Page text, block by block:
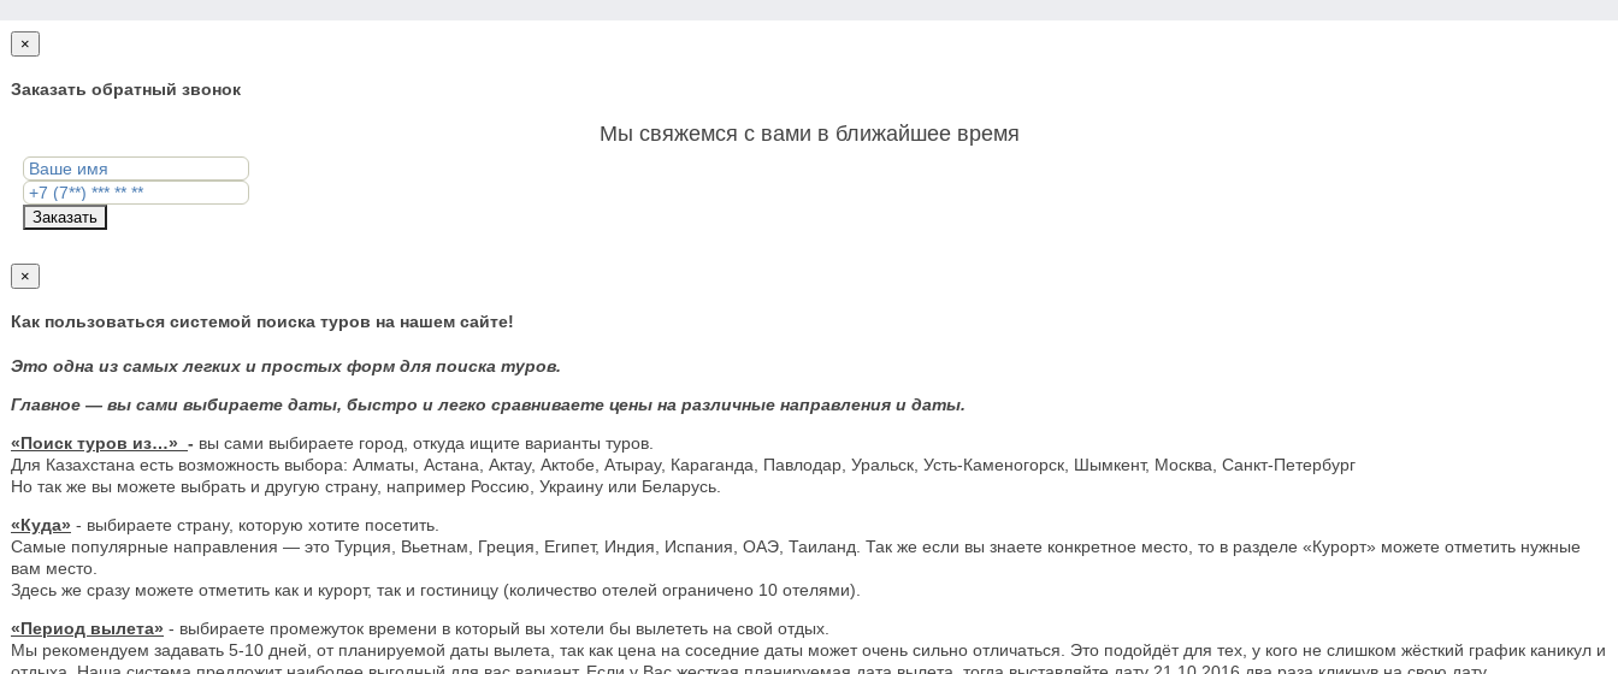
×
Заказать обратный звонок
Мы свяжемся с вами в ближайшее время
Заказать
×
Как пользоваться системой поиска туров на нашем сайте!
Это одна из самых легких и простых форм для поиска туров.
Главное — вы сами выбираете даты, быстро и легко сравниваете цены на различные направления и даты.
«Поиск туров из…» - вы сами выбираете город, откуда ищите варианты туров.
Для Казахстана есть возможность выбора: Алматы, Астана, Актау, Актобе, Атырау, Караганда, Павлодар, Уральск, Усть-Каменогорск, Шымкент, Москва, Санкт-Петербург
Но так же вы можете выбрать и другую страну, например Россию, Украину или Беларусь.
«Куда» - выбираете страну, которую хотите посетить.
Самые популярные направления — это Турция, Вьетнам, Греция, Египет, Индия, Испания, ОАЭ, Таиланд. Так же если вы знаете конкретное место, то в разделе «Курорт» можете отметить нужные
вам место.
Здесь же сразу можете отметить как и курорт, так и гостиницу (количество отелей ограничено 10 отелями).
«Период вылета» - выбираете промежуток времени в который вы хотели бы вылететь на свой отдых.
Мы рекомендуем задавать 5-10 дней, от планируемой даты вылета, так как цена на соседние даты может очень сильно отличаться. Это подойдёт для тех, у кого не слишком жёсткий график каникул и